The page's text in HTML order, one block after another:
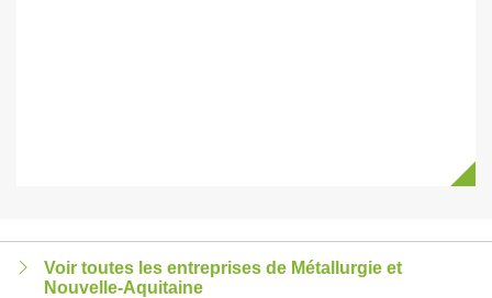
Voir toutes les entreprises de Métallurgie et
Nouvelle-Aquitaine